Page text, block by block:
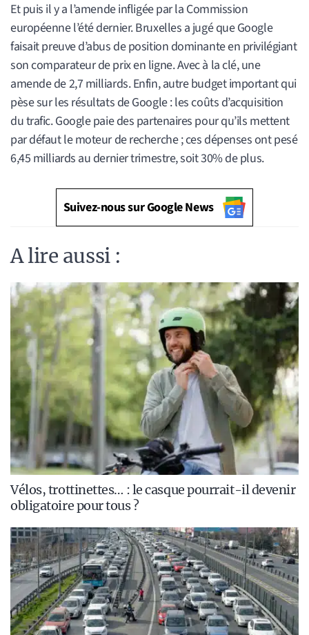
Et puis il y a l’amende infligée par la Commission
européenne l’été dernier. Bruxelles a jugé que Google
faisait preuve d’abus de position dominante en privilégiant
son comparateur de prix en ligne. Avec à la clé, une
amende de 2,7 milliards. Enfin, autre budget important qui
pèse sur les résultats de Google : les coûts d’acquisition
du trafic. Google paie des partenaires pour qu’ils mettent
par défaut le moteur de recherche ; ces dépenses ont pesé
6,45 milliards au dernier trimestre, soit 30% de plus.
Suivez-nous sur Google News
A lire aussi :
Vélos, trottinettes… : le casque pourrait-il devenir
obligatoire pour tous ?